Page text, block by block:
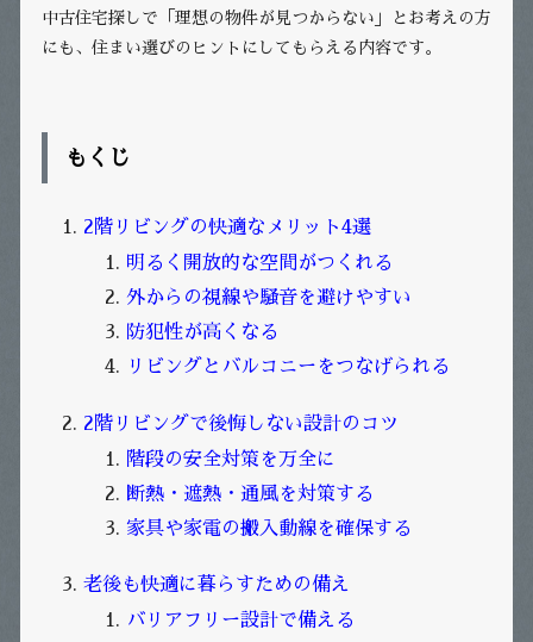
中古住宅探しで「理想の物件が見つからない」とお考えの方
にも、住まい選びのヒントにしてもらえる内容です。
もくじ
2階リビングの快適なメリット4選
明るく開放的な空間がつくれる
外からの視線や騒音を避けやすい
防犯性が高くなる
リビングとバルコニーをつなげられる
2階リビングで後悔しない設計のコツ
階段の安全対策を万全に
断熱・遮熱・通風を対策する
家具や家電の搬入動線を確保する
老後も快適に暮らすための備え
バリアフリー設計で備える